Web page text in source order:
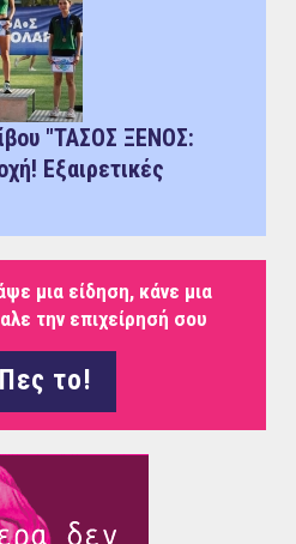
"ΤΑΣΟΣ ΞΕΝΟΣ:
Εξαιρετικές
μια είδηση, κάνε μια
την επιχείρησή σου
Πες το!